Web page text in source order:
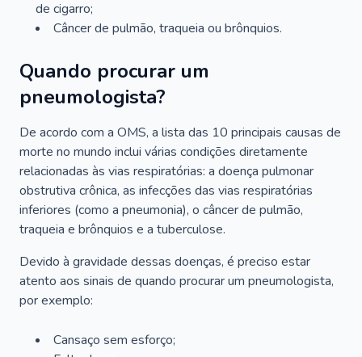
de cigarro;
Câncer de pulmão, traqueia ou brônquios.
Quando procurar um
pneumologista?
De acordo com a OMS, a lista das 10 principais causas de
morte no mundo inclui várias condições diretamente
relacionadas às vias respiratórias: a doença pulmonar
obstrutiva crônica, as infecções das vias respiratórias
inferiores (como a pneumonia), o câncer de pulmão,
traqueia e brônquios e a tuberculose.
Devido à gravidade dessas doenças, é preciso estar
atento aos sinais de quando procurar um pneumologista,
por exemplo:
Cansaço sem esforço;